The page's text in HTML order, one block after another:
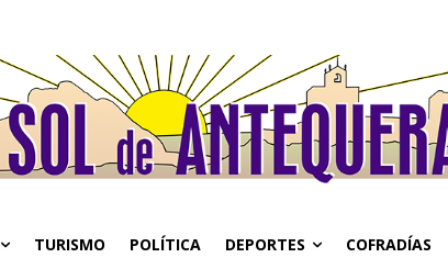
TURISMO POLÍTICA DEPORTES COFRADÍAS